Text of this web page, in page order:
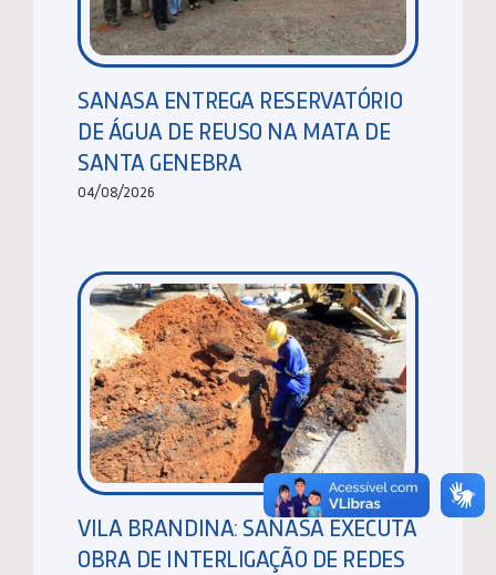
SANASA ENTREGA RESERVATÓRIO
DE ÁGUA DE REUSO NA MATA DE
SANTA GENEBRA
04/08/2026
VILA BRANDINA: SANASA EXECUTA
OBRA DE INTERLIGAÇÃO DE REDES